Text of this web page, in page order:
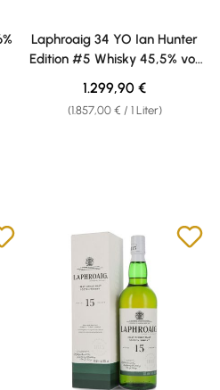
von 5 von 5 Sternen
Laphroaig 34 YO Ian Hunter
Edition #5 Whisky 45,5% vol.
0,70l
(1.857,00 € / 1 Liter)
Regulärer Preis:
1.299,90 €